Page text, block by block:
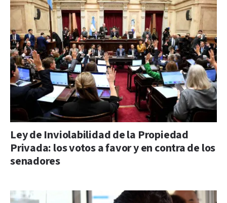
Ley de Inviolabilidad de la Propiedad
Privada: los votos a favor y en contra de los
senadores